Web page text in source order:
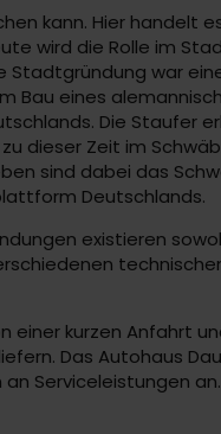
kann. Hier handelt
wird die Rolle im
war
eines
Die Staufer
dieser Zeit im
sind dabei das
Deutschlands.
existieren
kurzen Anfahrt
Das Autohaus
Serviceleistungen